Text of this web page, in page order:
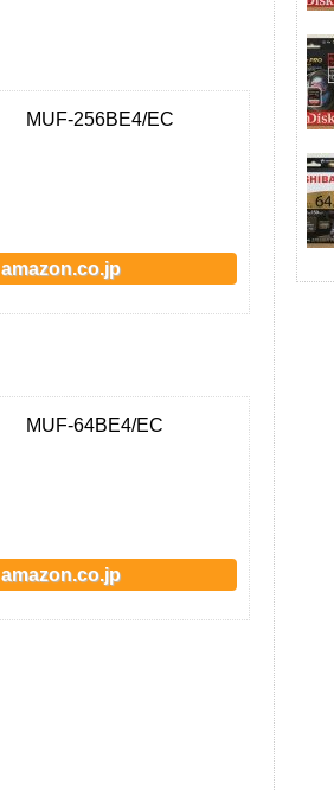
MUF-256BE4/EC
amazon.co.jp
MUF-64BE4/EC
amazon.co.jp